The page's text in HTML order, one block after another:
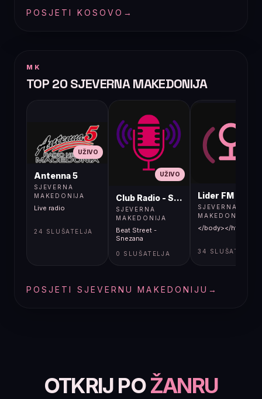
POSJETI KOSOVO →
MK
TOP 20 SJEVERNA MAKEDONIJA
UŽIVO
Antenna 5
SJEVERNA
MAKEDONIJA
Live radio
24 SLUŠATELJA
UŽIVO
Club Radio - Skopje, Mcedonia
SJEVERNA
MAKEDONIJA
Beat Street -
Snezana
0 SLUŠATELJA
Lider FM 107,4
SJEVERNA
MAKEDONIJA
</body></html>
34 SLUŠATELJA
POSJETI SJEVERNU MAKEDONIJU →
OTKRIJ POŽANRU